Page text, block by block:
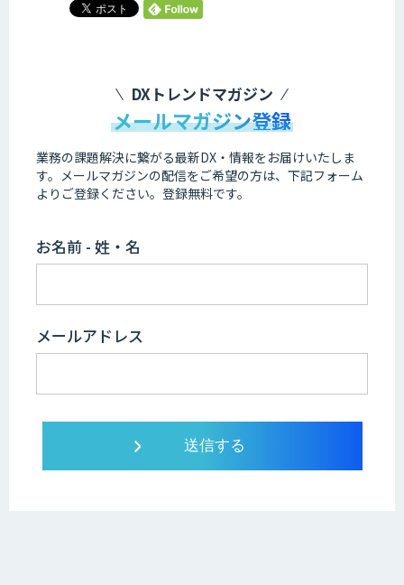
DXトレンドマガジン
メールマガジン登録
業務の課題解決に繋がる最新DX・情報をお届けいたしま
す。 メールマガジンの配信をご希望の方は、下記フォーム
よりご登録ください。登録無料です。
お名前 - 姓・名
メールアドレス